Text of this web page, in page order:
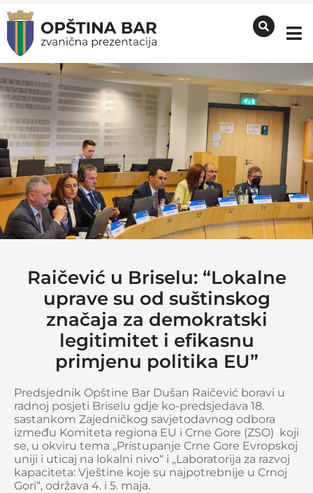
Raičević u Briselu: “Lokalne
uprave su od suštinskog
značaja za demokratski
legitimitet i efikasnu
primjenu politika EU”
Predsjednik Opštine Bar Dušan Raičević boravi u
radnoj posjeti Briselu gdje ko-predsjedava 18.
sastankom Zajedničkog savjetodavnog odbora
između Komiteta regiona EU i Crne Gore (ZSO) koji
se, u okviru tema „Pristupanje Crne Gore Evropskoj
uniji i uticaj na lokalni nivo“ i „Laboratorija za razvoj
kapaciteta: Vještine koje su najpotrebnije u Crnoj
Gori“, održava 4. i 5. maja.